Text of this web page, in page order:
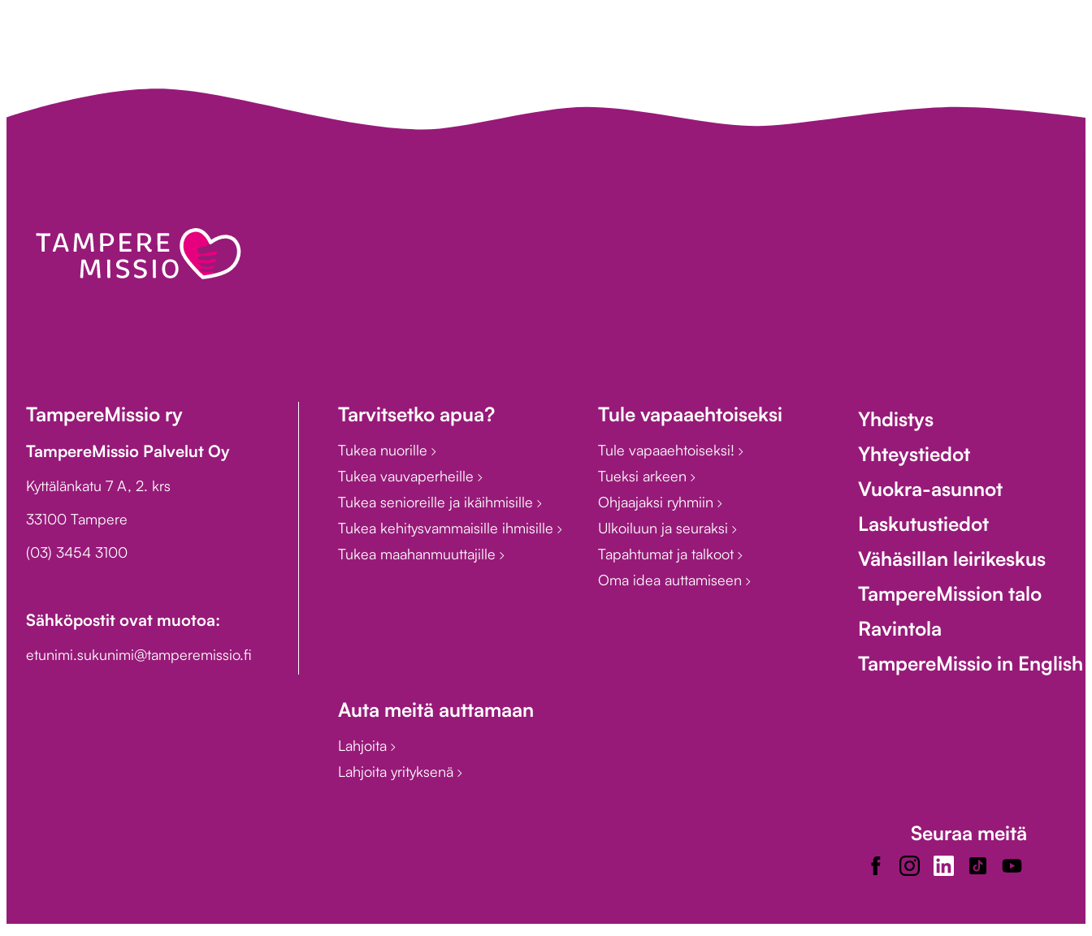
TampereMissio ry
TampereMissio Palvelut Oy
Kyttälänkatu 7 A, 2. krs
33100 Tampere
(03) 3454 3100
Sähköpostit ovat muotoa:
etunimi.sukunimi@tamperemissio.fi
Tarvitsetko apua?
Tukea nuorille
Tukea vauvaperheille
Tukea senioreille ja ikäihmisille
Tukea kehitysvammaisille ihmisille
Tukea maahanmuuttajille
Tule vapaaehtoiseksi
Tule vapaaehtoiseksi!
Tueksi arkeen
Ohjaajaksi ryhmiin
Ulkoiluun ja seuraksi
Tapahtumat ja talkoot
Oma idea auttamiseen
Yhdistys
Yhteystiedot
Vuokra-asunnot
Laskutustiedot
Vähäsillan leirikeskus
TampereMission talo
Ravintola
TampereMissio in English
Auta meitä auttamaan
Lahjoita
Lahjoita yrityksenä
Seuraa meitä
FacebookInstagramLinkedInTikTokYoutube